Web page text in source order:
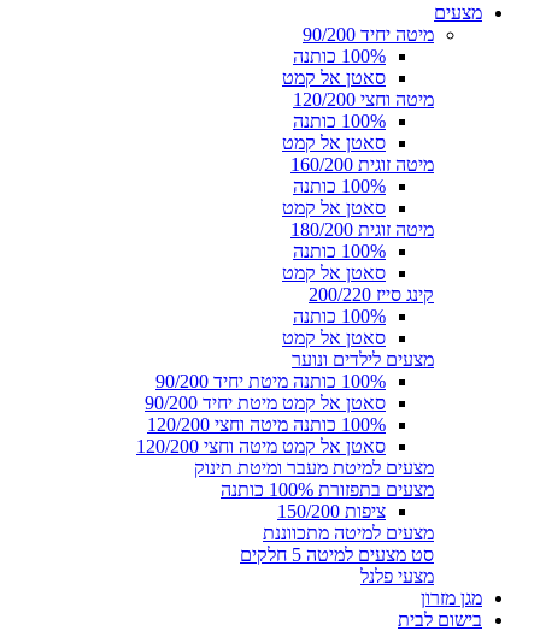
מצעים
מיטה יחיד 90/200
100% כותנה
סאטן אל קמט
מיטה וחצי 120/200
100% כותנה
סאטן אל קמט
מיטה זוגית 160/200
100% כותנה
סאטן אל קמט
מיטה זוגית 180/200
100% כותנה
סאטן אל קמט
קינג סייז 200/220
100% כותנה
סאטן אל קמט
מצעים לילדים ונוער
100% כותנה מיטת יחיד 90/200
סאטן אל קמט מיטת יחיד 90/200
100% כותנה מיטה וחצי 120/200
סאטן אל קמט מיטה וחצי 120/200
מצעים למיטת מעבר ומיטת תינוק
מצעים בתפזורת 100% כותנה
ציפות 150/200
מצעים למיטה מתכווננת
סט מצעים למיטה 5 חלקים
מצעי פלנל
מגן מזרון
בישום לבית